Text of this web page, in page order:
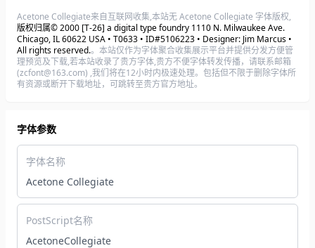
Acetone Collegiate来自互联网收集,本站无 Acetone Collegiate 字体版权,
版权归属© 2000 [T-26] a digital type foundry 1110 N. Milwaukee Ave.
Chicago, IL 60622 USA • T0633 • ID#5106223 • Designer: Jim Marcus •
All rights reserved.。本站仅作为字体聚合收集展示平台并提供分发方便管
理预览及下载,若本站收录了贵方字体,贵方不便字体转发传播，请联系邮箱
(zcfont@163.com) ,我们将在12小时内极速处理。包括但不限于删除字体所
有资源或断开下载地址，可跳转至贵方官方地址。
字体参数
字体名称
Acetone Collegiate
PostScript名称
AcetoneCollegiate